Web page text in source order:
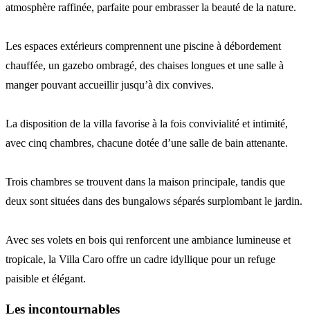
atmosphère raffinée, parfaite pour embrasser la beauté de la nature.
Les espaces extérieurs comprennent une piscine à débordement
chauffée, un gazebo ombragé, des chaises longues et une salle à
manger pouvant accueillir jusqu’à dix convives.
La disposition de la villa favorise à la fois convivialité et intimité,
avec cinq chambres, chacune dotée d’une salle de bain attenante.
Trois chambres se trouvent dans la maison principale, tandis que
deux sont situées dans des bungalows séparés surplombant le jardin.
Avec ses volets en bois qui renforcent une ambiance lumineuse et
tropicale, la Villa Caro offre un cadre idyllique pour un refuge
paisible et élégant.
Les incontournables